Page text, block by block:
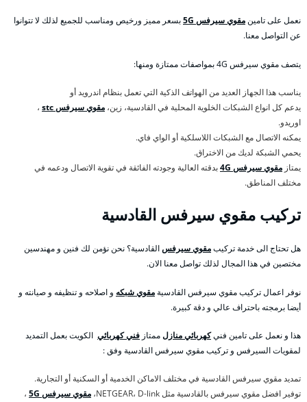
نعمل على تامينمقوي سيرفس 5G
بسعر مميز ورخيص ومناسب للجميع لذلك لا تتوانوا
عن التواصل معنا.
يتصف مقوي سيرفس 4G بمواصفات ممتازة ومنها:
يناسب هذا الجهاز العديد من الهواتف الذكية التي تعمل بنظام اندرويد أو
يدعم كل انواع الشبكات الخلوية المحلية في القادسية، زين، مقوي سيرفس stc
،
اوريدو.
يمكنه الاتصال مع الشبكات اللاسلكية أو الواي فاي.
يحمي الشبكة لديك من الاختراق.
يمتاز مقوي سيرفس 4G
بدقته العالية وجودته الفائقة في تقوية الاتصال ودعمه في
مختلف المناطق.
تركيب مقوي سيرفس القادسية
هل تحتاج الى خدمة تركيبمقوي سيرفسالقادسية؟ نحن نؤمن لك فنين و مهندسين
مختصين في هذا المجال لذلك تواصل معنا الان.
نوفر اعمال تركيب مقوي سيرفس القادسيةمقوي شبكه و اصلاحه و تنظيفه و صيانته و
أيضا برمجته باحتراف عالي و دقة كبيرة.
هذا و نعمل على تامين فنيكهربائي منازلممتاز فني كهربائي الكويت بعمل التمديد
لمقويات السيرفس و تركيب مقوي سيرفس القادسية وفق :
تمديد مقوي سيرفس القادسية في مختلف الاماكن الخدمية أو السكنية أو التجارية.
توفير افضل مقوي سيرفس بالقادسية مثل NETGEAR، D-link،
مقوي سيرفس 5G
،